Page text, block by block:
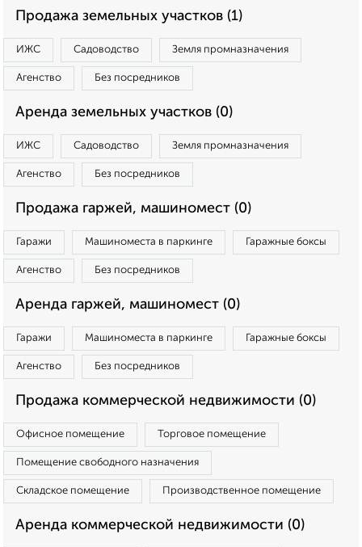
Продажа земельных участков (1)
ИЖС Садоводство Земля промназначения
Агенство Без посредников
Аренда земельных участков (0)
ИЖС Садоводство Земля промназначения
Агенство Без посредников
Продажа гаржей, машиномест (0)
Гаражи Машиноместа в паркинге Гаражные боксы
Агенство Без посредников
Аренда гаржей, машиномест (0)
Гаражи Машиноместа в паркинге Гаражные боксы
Агенство Без посредников
Продажа коммерческой недвижимости (0)
Офисное помещение Торговое помещение
Помещение свободного назначения
Складское помещение Производственное помещение
Аренда коммерческой недвижимости (0)